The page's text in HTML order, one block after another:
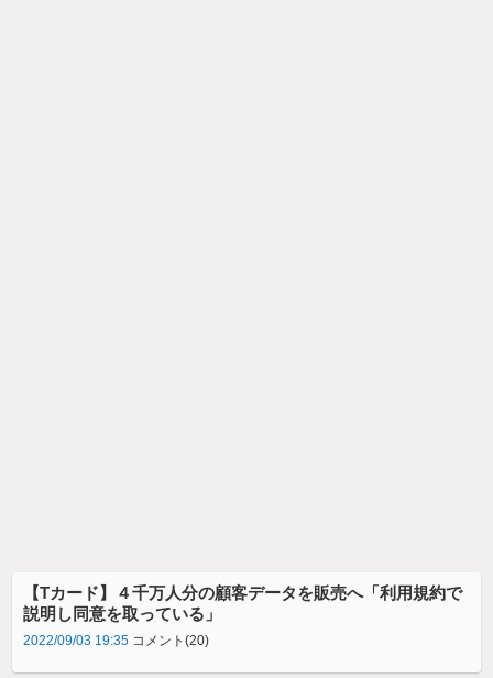
【Tカード】４千万人分の顧客データを販売へ「利用規約で
説明し同意を取っている」
2022/09/03 19:35 コメント(20)